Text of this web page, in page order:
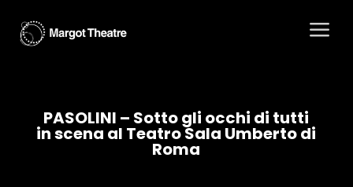
a
PASOLINI – Sotto gli occhi di tutti
in scena al Teatro Sala Umberto di
Roma